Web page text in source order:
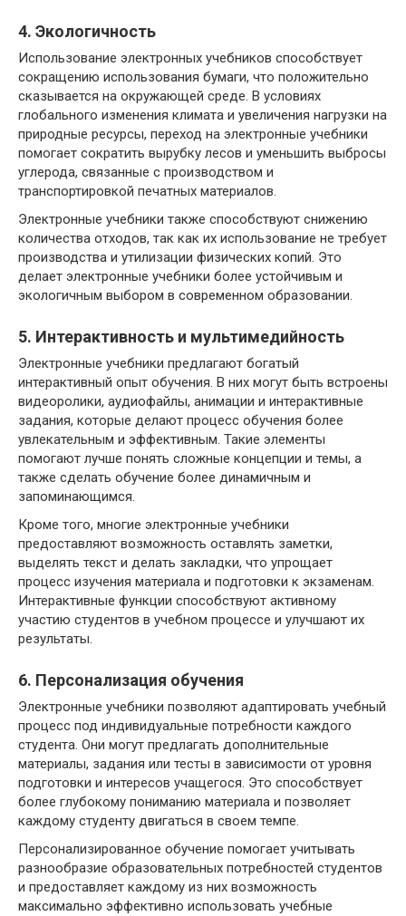
4. Экологичность
Использование электронных учебников способствует
сокращению использования бумаги, что положительно
сказывается на окружающей среде. В условиях
глобального изменения климата и увеличения нагрузки на
природные ресурсы, переход на электронные учебники
помогает сократить вырубку лесов и уменьшить выбросы
углерода, связанные с производством и
транспортировкой печатных материалов.
Электронные учебники также способствуют снижению
количества отходов, так как их использование не требует
производства и утилизации физических копий. Это
делает электронные учебники более устойчивым и
экологичным выбором в современном образовании.
5. Интерактивность и мультимедийность
Электронные учебники предлагают богатый
интерактивный опыт обучения. В них могут быть встроены
видеоролики, аудиофайлы, анимации и интерактивные
задания, которые делают процесс обучения более
увлекательным и эффективным. Такие элементы
помогают лучше понять сложные концепции и темы, а
также сделать обучение более динамичным и
запоминающимся.
Кроме того, многие электронные учебники
предоставляют возможность оставлять заметки,
выделять текст и делать закладки, что упрощает
процесс изучения материала и подготовки к экзаменам.
Интерактивные функции способствуют активному
участию студентов в учебном процессе и улучшают их
результаты.
6. Персонализация обучения
Электронные учебники позволяют адаптировать учебный
процесс под индивидуальные потребности каждого
студента. Они могут предлагать дополнительные
материалы, задания или тесты в зависимости от уровня
подготовки и интересов учащегося. Это способствует
более глубокому пониманию материала и позволяет
каждому студенту двигаться в своем темпе.
Персонализированное обучение помогает учитывать
разнообразие образовательных потребностей студентов
и предоставляет каждому из них возможность
максимально эффективно использовать учебные